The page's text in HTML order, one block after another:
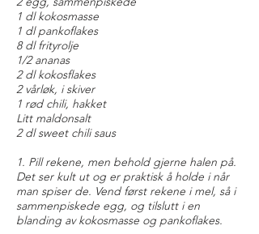
1 dl kokosmasse
1 dl pankoflakes
8 dl frityrolje
1/2 ananas
2 dl kokosflakes
2 vårløk, i skiver
1 rød chili, hakket
Litt maldonsalt
2 dl sweet chili saus
1. Pill rekene, men behold gjerne halen på.
Det ser kult ut og er praktisk å holde i når
man spiser de. Vend først rekene i mel, så i
sammenpiskede egg, og tilslutt i en
blanding av kokosmasse og pankoflakes.